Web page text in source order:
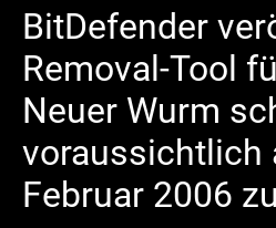
BitDefender
Removal-Tool
Neuer Wurm
voraussichtlich
Februar 2006 zu